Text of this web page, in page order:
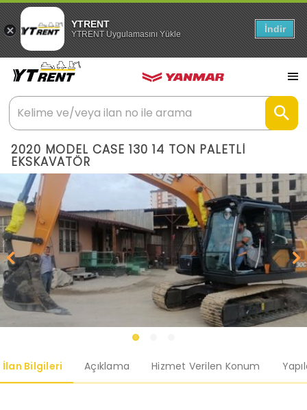
YTRENT
YTRENT Uygulamasını Yükle İndir
2020 MODEL CASE 130 14 TON PALETLİ
EKSKAVATÖR
İlan Bilgileri Açıklama Hizmet Verilen Konum